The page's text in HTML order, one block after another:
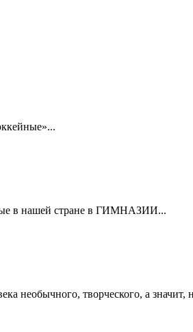
в нашей стране в ГИМНАЗИИ...
необычного, творческого, а значит,